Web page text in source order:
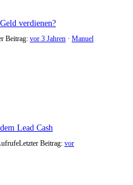
verdienen?
Beitrag: vor 3 Jahren · Manuel
Lead Cash
Letzter Beitrag: vor